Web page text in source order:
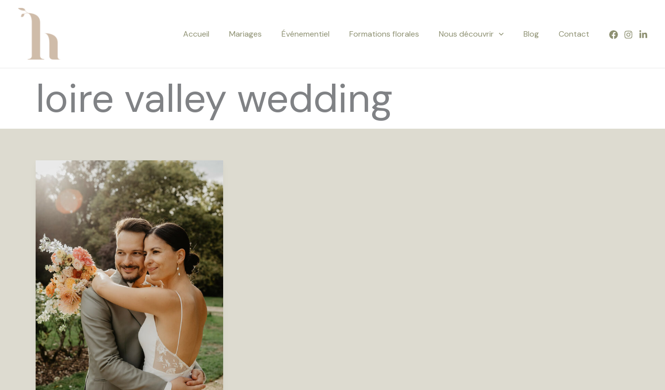
Accueil Mariages Événementiel Formations florales Nous découvrir Blog Contact
loire valley wedding